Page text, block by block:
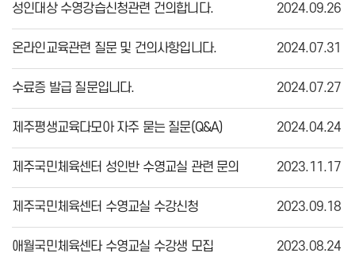
성인대상 수영강습신청관련 건의합니다. 2024.09.26
온라인교육관련 질문 및 건의사항입니다. 2024.07.31
수료증 발급 질문입니다. 2024.07.27
제주평생교육다모아 자주 묻는 질문(Q&A) 2024.04.24
제주국민체육센터 성인반 수영교실 관련 문의 2023.11.17
제주국민체육센터 수영교실 수강신청 2023.09.18
애월국민체육센타 수영교실 수강생 모집 2023.08.24